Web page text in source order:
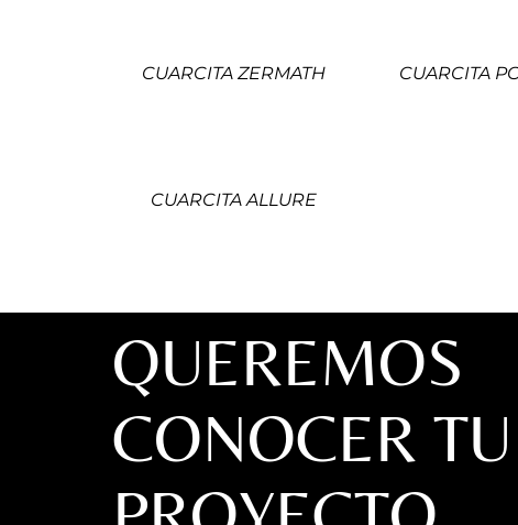
CUARCITA ZERMATH CUARCITA
CUARCITA ALLURE
QUEREMOS
CONOCER TU